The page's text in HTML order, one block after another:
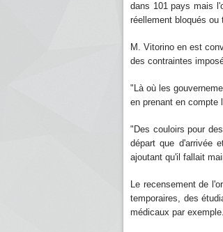
dans 101 pays mais
réellement bloqués
M. Vitorino en est
des contraintes
"Là où les
en prenant en compte
"Des couloirs pour
départ que d'arrivée
ajoutant qu'il fallait
Le recensement de
temporaires, des
médicaux par exemple.